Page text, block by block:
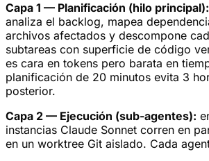
Capa 1 — Planificación (hilo principal):
analiza el backlog, mapea
archivos afectados y descompone
subtareas con superficie de código
es cara en tokens pero barata en
planificación de 20 minutos evita 3
posterior.
Capa 2 — Ejecución (sub-agentes):
instancias Claude Sonnet corren en
en un worktree Git aislado. Cada